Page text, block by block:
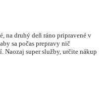
na druhý deň ráno pripravené v
sa počas prepravy nič
Naozaj super služby, určite nákup